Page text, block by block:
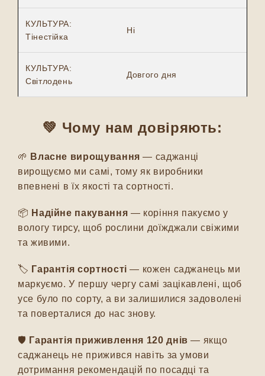
КУЛЬТУРА:
Тінестійка
Ні
КУЛЬТУРА:
Світлодень
Довгого дня
💚 Чому нам довіряють:
🌱 Власне вирощування — саджанці
вирощуємо ми самі, тому як виробники
впевнені в їх якості та сортності.
📦 Надійне пакування — коріння пакуємо у
вологу тирсу, щоб рослини доїжджали свіжими
та живими.
🏷️ Гарантія сортності — кожен саджанець ми
маркуємо. У першу чергу самі зацікавлені, щоб
усе було по сорту, а ви залишилися задоволені
та поверталися до нас знову.
🛡️ Гарантія приживлення 120 днів — якщо
саджанець не прижився навіть за умови
дотримання рекомендацій по посадці та